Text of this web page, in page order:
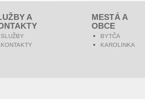
A
SLUŽBY
KONTAKTY
MESTÁ A
OBCE
BYTČA
KAROLINKA